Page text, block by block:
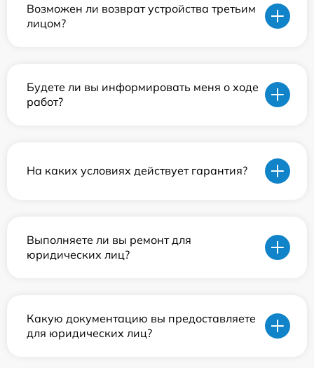
Возможен ли возврат устройства третьим
лицом?
Будете ли вы информировать меня о ходе
работ?
На каких условиях действует гарантия?
Выполняете ли вы ремонт для
юридических лиц?
Какую документацию вы предоставляете
для юридических лиц?